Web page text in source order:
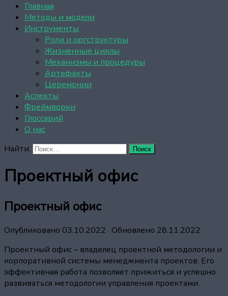
Найти:
Главная
Методы и модели
Инструменты
Роли и оргструктуры
Жизненные циклы
Механизмы и процедуры
Артефакты
Церемонии
Аспекты
Фреймворки
Глоссарий
О нас
Проектный офис
Проектный офис
Опубликовано 03.10.2022 · Обновлено 28.11.2022
Проектный офис – владелец проектной методологии и
корпоративной системы менеджмента проектов. Его
эффективная работа позволяет прижиться и успешно
развиваться методологии управления проектами.